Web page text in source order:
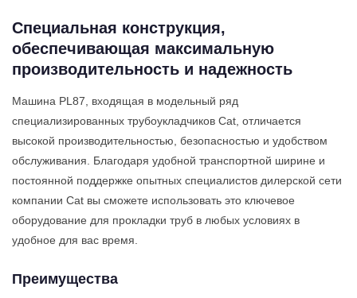
Специальная конструкция,
обеспечивающая максимальную
производительность и надежность
Машина PL87, входящая в модельный ряд
специализированных трубоукладчиков Cat, отличается
высокой производительностью, безопасностью и удобством
обслуживания. Благодаря удобной транспортной ширине и
постоянной поддержке опытных специалистов дилерской сети
компании Cat вы сможете использовать это ключевое
оборудование для прокладки труб в любых условиях в
удобное для вас время.
Преимущества